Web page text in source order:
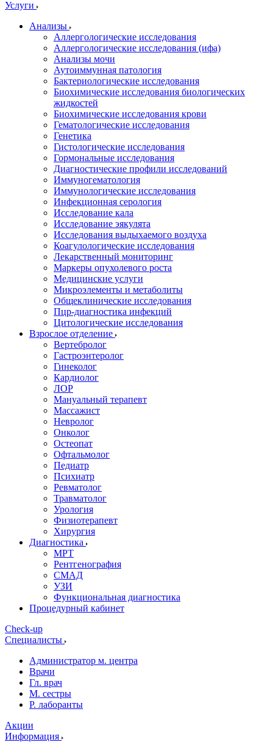
Услуги
Анализы
Аллергологические исследования
Аллергологические исследования (ифа)
Анализы мочи
Аутоиммунная патология
Бактериологические исследования
Биохимические исследования биологических
жидкостей
Биохимические исследования крови
Гематологические исследования
Генетика
Гистологические исследования
Гормональные исследования
Диагностические профили исследований
Иммуногематология
Иммунологические исследования
Инфекционная серология
Исследование кала
Исследование эякулята
Исследования выдыхаемого воздуха
Коагулологические исследования
Лекарственный мониторинг
Маркеры опухолевого роста
Медицинские услуги
Микроэлементы и метаболиты
Общеклинические исследования
Пцр-диагностика инфекций
Цитологические исследования
Взрослое отделение
Вертебролог
Гастроэнтеролог
Гинеколог
Кардиолог
ЛОР
Мануальный терапевт
Массажист
Невролог
Онколог
Остеопат
Офтальмолог
Педиатр
Психиатр
Ревматолог
Травматолог
Урология
Физиотерапевт
Хирургия
Диагностика
МРТ
Рентгенография
СМАД
УЗИ
Функциональная диагностика
Процедурный кабинет
Cheсk-up
Специалисты
Администратор м. центра
Врачи
Гл. врач
М. сестры
Р. лаборанты
Акции
Информация